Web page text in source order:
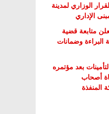
الوزاري لمدينة
الإداري
متابعة قضية
البراءة وضمانات
بعد مؤتمره
أصحاب